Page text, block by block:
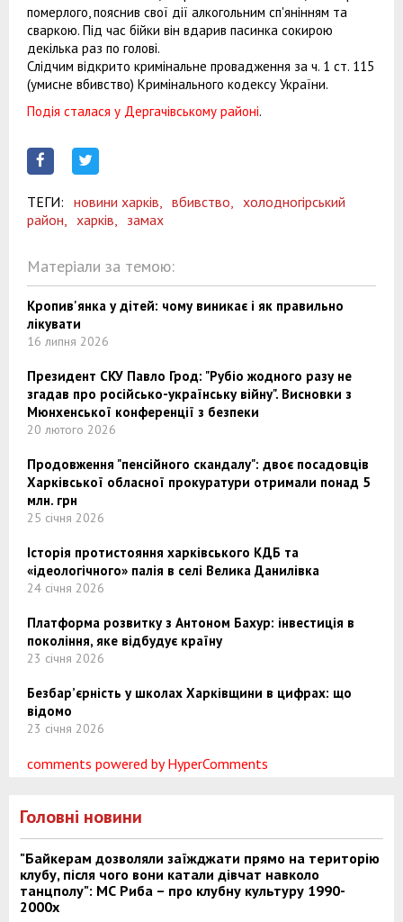
померлого, пояснив свої дії алкогольним сп'янінням та
сваркою. Під час бійки він вдарив пасинка сокирою
декілька раз по голові.
Слідчим відкрито кримінальне провадження за ч. 1 ст. 115
(умисне вбивство) Кримінального кодексу України.
Подія сталася у Дергачівському районі.
ТЕГИ: новини харків, вбивство,
холодногірський
район,
харків, замах
Матеріали за темою:
Кропив'янка у дітей: чому виникає і як правильно
лікувати
16 липня 2026
Президент СКУ Павло Грод: "Рубіо жодного разу не
згадав про російсько-українську війну". Висновки з
Мюнхенської конференції з безпеки
20 лютого 2026
Продовження "пенсійного скандалу": двоє посадовців
Харківської обласної прокуратури отримали понад 5
млн. грн
25 січня 2026
Історія протистояння харківського КДБ та
«ідеологічного» палія в селі Велика Данилівка
24 січня 2026
Платформа розвитку з Антоном Бахур: інвестиція в
покоління, яке відбудує країну
23 січня 2026
Безбар’єрність у школах Харківщини в цифрах: що
відомо
23 січня 2026
comments powered by HyperComments
Головні новини
"Байкерам дозволяли заїжджати прямо на територію
клубу, після чого вони катали дівчат навколо
танцполу": МС Риба – про клубну культуру 1990-
2000х